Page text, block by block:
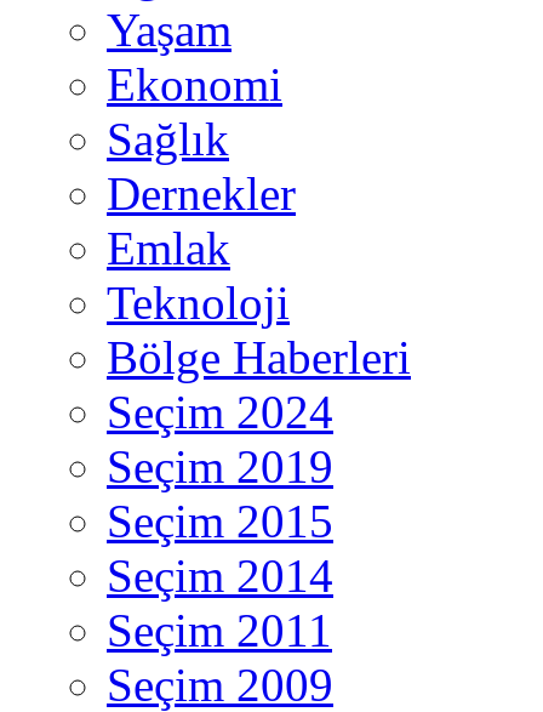
Yaşam
Ekonomi
Sağlık
Dernekler
Emlak
Teknoloji
Bölge Haberleri
Seçim 2024
Seçim 2019
Seçim 2015
Seçim 2014
Seçim 2011
Seçim 2009